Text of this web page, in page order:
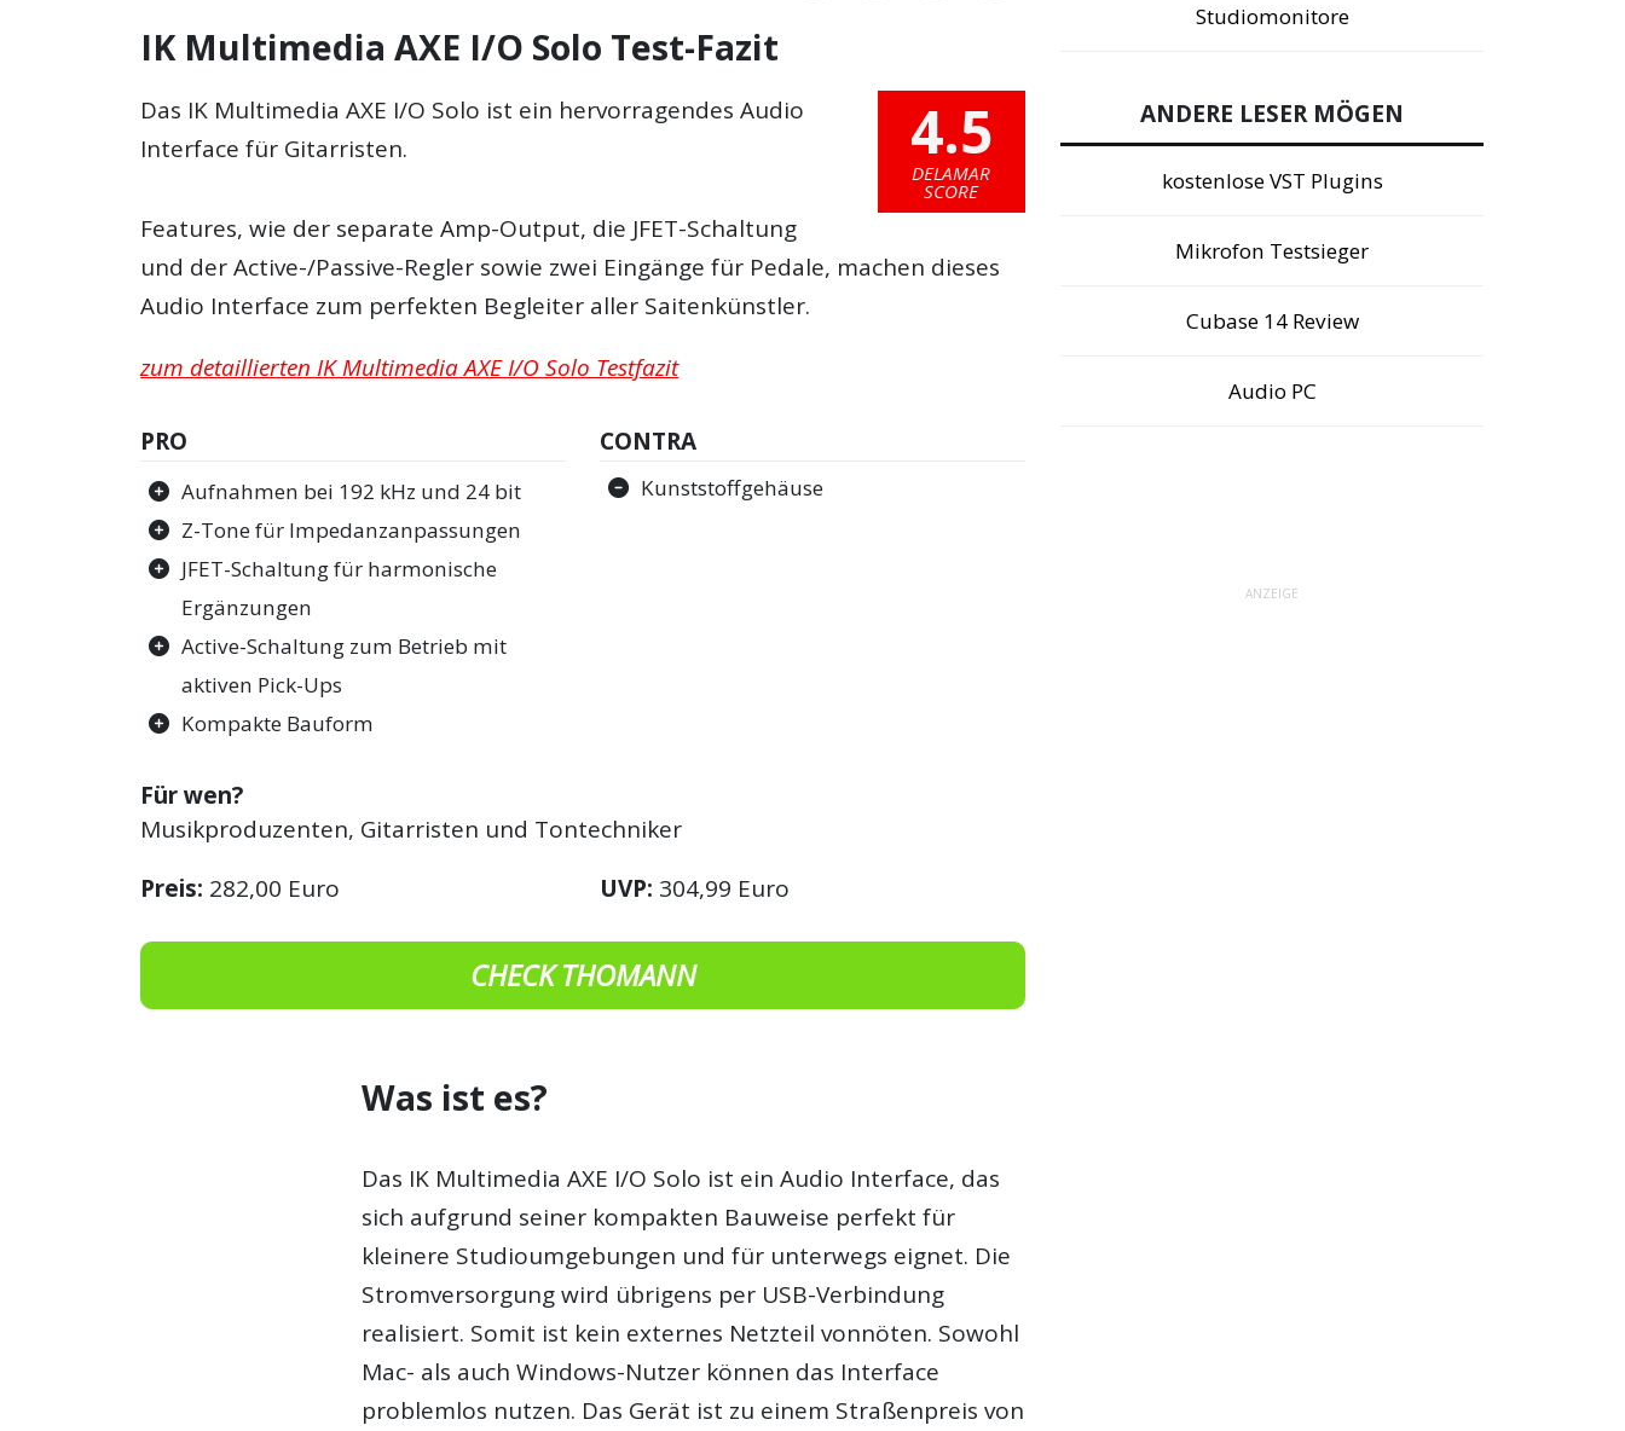
IK Multimedia AXE I/O Solo Test-Fazit
4.5
DELAMAR
SCORE
Das IK Multimedia AXE I/O Solo ist ein hervorragendes Audio
Interface für Gitarristen.
Features, wie der separate Amp-Output, die JFET-Schaltung
und der Active-/Passive-Regler sowie zwei Eingänge für Pedale, machen dieses
Audio Interface zum perfekten Begleiter aller Saitenkünstler.
zum detaillierten IK Multimedia AXE I/O Solo Testfazit
PRO
Aufnahmen bei 192 kHz und 24 bit
Z-Tone für Impedanzanpassungen
JFET-Schaltung für harmonische
Ergänzungen
Active-Schaltung zum Betrieb mit
aktiven Pick-Ups
Kompakte Bauform
CONTRA
Kunststoffgehäuse
Für wen?
Musikproduzenten, Gitarristen und Tontechniker
Preis: 282,00 Euro UVP: 304,99 Euro
CHECK THOMANN
Was ist es?
Das IK Multimedia AXE I/O Solo ist ein Audio Interface, das
sich aufgrund seiner kompakten Bauweise perfekt für
kleinere Studioumgebungen und für unterwegs eignet. Die
Stromversorgung wird übrigens per USB-Verbindung
realisiert. Somit ist kein externes Netzteil vonnöten. Sowohl
Mac- als auch Windows-Nutzer können das Interface
problemlos nutzen. Das Gerät ist zu einem Straßenpreis von
Studiomonitore
ANDERE LESER MÖGEN
kostenlose VST Plugins
Mikrofon Testsieger
Cubase 14 Review
Audio PC
ANZEIGE